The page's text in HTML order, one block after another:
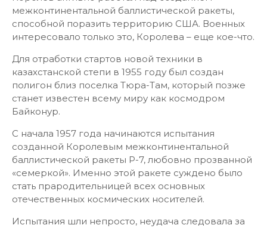
межконтинентальной баллистической ракеты,
способной поразить территорию США. Военных
интересовало только это, Королева – еще кое-что.
Для отработки стартов новой техники в
казахстанской степи в 1955 году был создан
полигон близ поселка Тюра-Там, который позже
станет известен всему миру как космодром
Байконур.
С начала 1957 года начинаются испытания
созданной Королевым межконтинентальной
баллистической ракеты Р-7, любовно прозванной
«семеркой». Именно этой ракете суждено было
стать прародительницей всех основных
отечественных космических носителей.
Испытания шли непросто, неудача следовала за